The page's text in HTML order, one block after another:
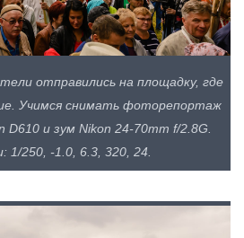
отправились на площадку, где
Учимся снимать фоторепортаж
D610 и зум Nikon 24-70mm f/2.8G.
1/250, -1.0, 6.3, 320, 24.